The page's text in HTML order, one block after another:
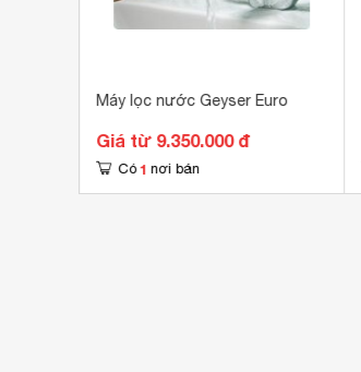
Máy lọc nước Geyser Euro
Giá từ 9.350.000 đ
Có 1 nơi bán